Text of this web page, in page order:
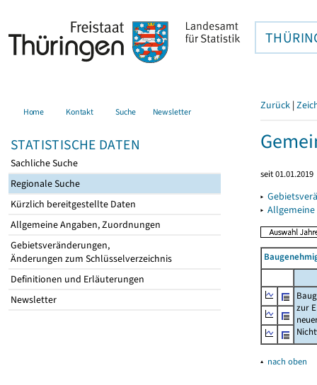
Home Kontakt Suche Newsletter
STATISTISCHE DATEN
Sachliche Suche
Regionale Suche
Kürzlich bereitgestellte Daten
Allgemeine Angaben, Zuordnungen
Gebietsveränderungen,
Änderungen zum Schlüsselverzeichnis
Definitionen und Erläuterungen
Newsletter
Zurück |
seit 01.01.2019
▸
▸
zur
▴ nach oben